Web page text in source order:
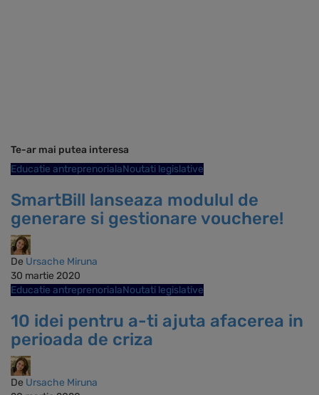
Te-ar mai putea interesa
Educatie antreprenorialaNoutati legislative
SmartBill lanseaza modulul de
generare si gestionare vouchere!
De Ursache Miruna
30 martie 2020
Educatie antreprenorialaNoutati legislative
10 idei pentru a-ti ajuta afacerea in
perioada de criza
De Ursache Miruna